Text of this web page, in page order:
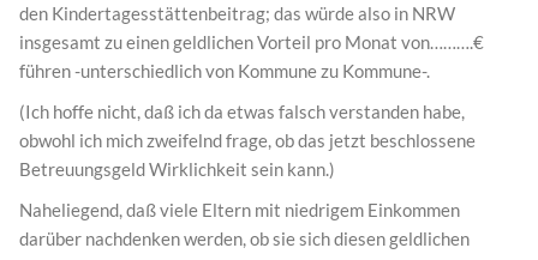
den Kindertagesstättenbeitrag; das würde also in NRW
insgesamt zu einen geldlichen Vorteil pro Monat von……….€
führen -unterschiedlich von Kommune zu Kommune-.
(Ich hoffe nicht, daß ich da etwas falsch verstanden habe,
obwohl ich mich zweifelnd frage, ob das jetzt beschlossene
Betreuungsgeld Wirklichkeit sein kann.)
Naheliegend, daß viele Eltern mit niedrigem Einkommen
darüber nachdenken werden, ob sie sich diesen geldlichen